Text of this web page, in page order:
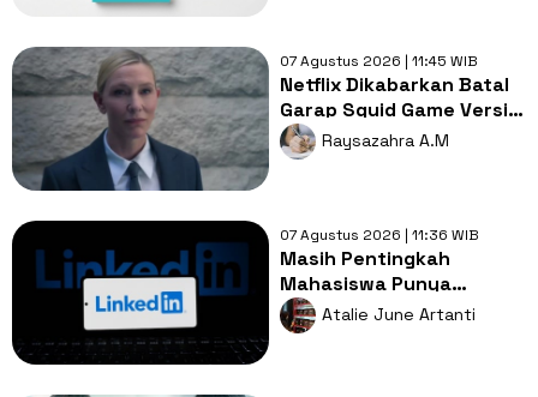
07 Agustus 2026 | 11:45 WIB
Netflix Dikabarkan Batal
Garap Squid Game Versi
Amerika, Apa Alasannya?
Raysazahra A.M
07 Agustus 2026 | 11:36 WIB
Masih Pentingkah
Mahasiswa Punya
LinkedIn di Era AI?
Atalie June Artanti